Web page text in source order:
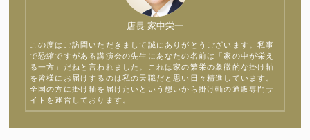
店長 家中栄一
この度はご訪問いただきまして誠にありがとうございます。私事
で恐縮ですがある講演会の先生にあなたの名前は「家の中が栄え
る一方」だねと言われました。これは家の繁栄の象徴的な掛け軸
を皆様にお届けするのは私の天職だと思い日々精進しています。
全国の方に掛け軸を届けたいという想いから掛け軸の通販専門サ
イトを運営しております。